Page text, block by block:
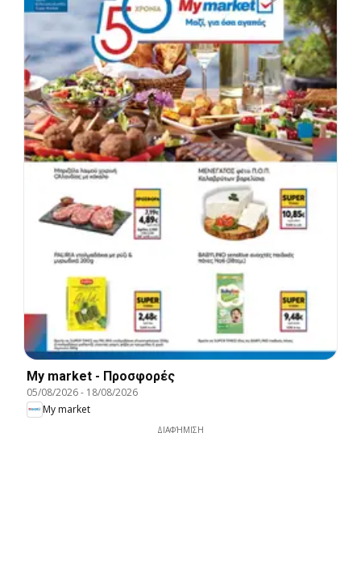
My market - Προσφορές
05/08/2026- 18/08/2026
My market
ΔΙΑΦΉΜΙΣΗ